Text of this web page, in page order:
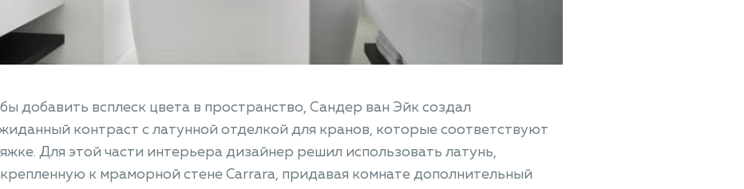
добавить всплеск цвета в пространство, Сандер ван Эйк создал
контраст с латунной отделкой для кранов, которые соответствуют
Для этой части интерьера дизайнер решил использовать латунь,
к мраморной стене Carrara, придавая комнате дополнительный